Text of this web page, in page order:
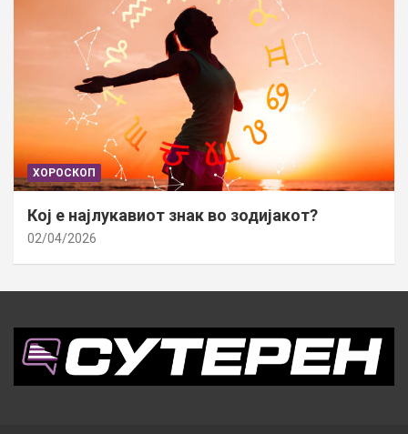
ХОРОСКОП
Кој е најлукавиот знак во зодијакот?
02/04/2026